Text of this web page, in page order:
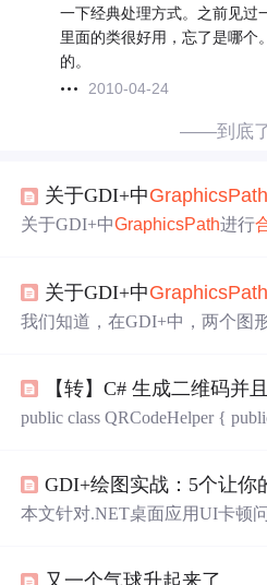
一下经典处理方式。之前见过
里面的类很好用，忘了是哪个
的。
2010-04-24
——到底
关于GDI+中Graphics
关于GDI+中GraphicsPath进行
关于GDI+中Graphics
我们知道，在GDI+中，两个图
ath
却变得不再可能。比如下
hicsPath后想要达到的效果它
public class QRCodeHelper {
Format =...
本文针对.NET桌面应用UI卡顿